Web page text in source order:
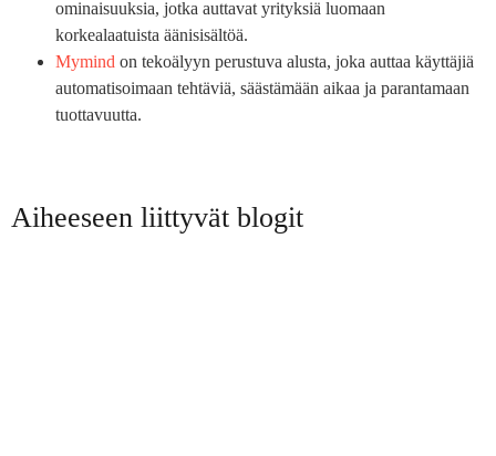
ominaisuuksia, jotka auttavat yrityksiä luomaan
korkealaatuista äänisisältöä.
Mymind on tekoälyyn perustuva alusta, joka auttaa käyttäjiä
automatisoimaan tehtäviä, säästämään aikaa ja parantamaan
tuottavuutta.
Aiheeseen liittyvät blogit